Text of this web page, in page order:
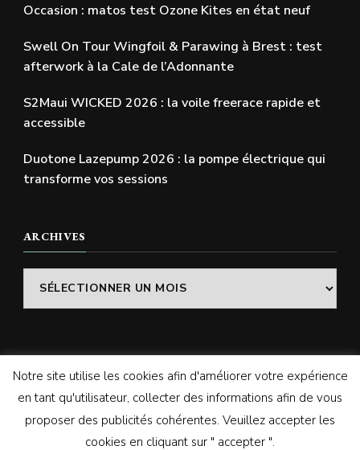
Occasion : matos test Ozone Kites en état neuf
Swell On Tour Wingfoil & Parawing à Brest : test
afterwork à la Cale de l’Adonnante
S2Maui WICKED 2026 : la voile freerace rapide et
accessible
Duotone Lazepump 2026 : la pompe électrique qui
transforme vos sessions
ARCHIVES
Archives
© Copyright 2026SWELLADDICTION | Le blog. Tous
droits réservés.Vilva | Développé parBlossom
Themes. Propulsé parWordPress
Notre site utilise les cookies afin d'améliorer votre expérience
en tant qu'utilisateur, collecter des informations afin de vous
proposer des publicités cohérentes. Veuillez accepter les
cookies en cliquant sur " accepter ".